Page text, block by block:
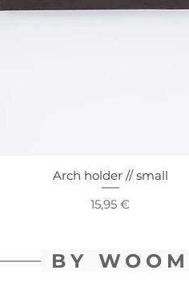
Aperçu rapide
Arch holder // small
Prix
15,95 €
BY WOOM